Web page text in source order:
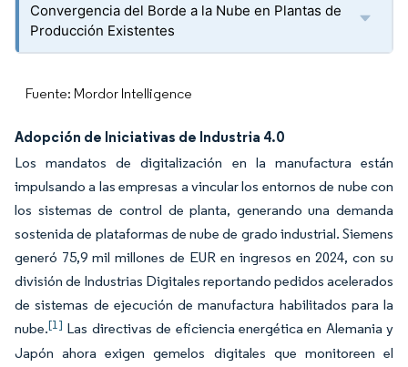
Convergencia del Borde a la Nube en Plantas de
Producción Existentes
Fuente: Mordor Intelligence
Adopción de Iniciativas de Industria 4.0
Los mandatos de digitalización en la manufactura están
impulsando a las empresas a vincular los entornos de nube con
los sistemas de control de planta, generando una demanda
sostenida de plataformas de nube de grado industrial. Siemens
generó 75,9 mil millones de EUR en ingresos en 2024, con su
división de Industrias Digitales reportando pedidos acelerados
de sistemas de ejecución de manufactura habilitados para la
nube.[1] Las directivas de eficiencia energética en Alemania y
Japón ahora exigen gemelos digitales que monitoreen el